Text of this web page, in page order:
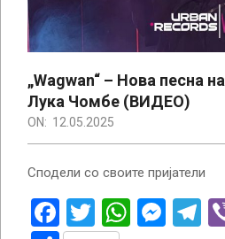
„Wagwan“ – Нова песна
Лука Чомбе (ВИДЕО)
ON: 12.05.2025
Сподели со своите пријатели
Facebook
Twitter